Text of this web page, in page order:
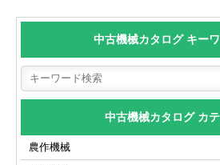
中古機械カタログ キー
中古機械カタログ カ
農作機械